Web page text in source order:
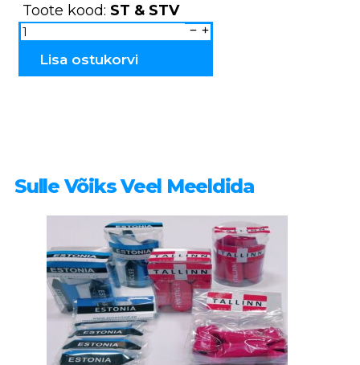
Toote kood: ST & STV
Pruut
ja
Peigmees
kogus
Lisa ostukorvi
Sulle Võiks Veel Meeldida